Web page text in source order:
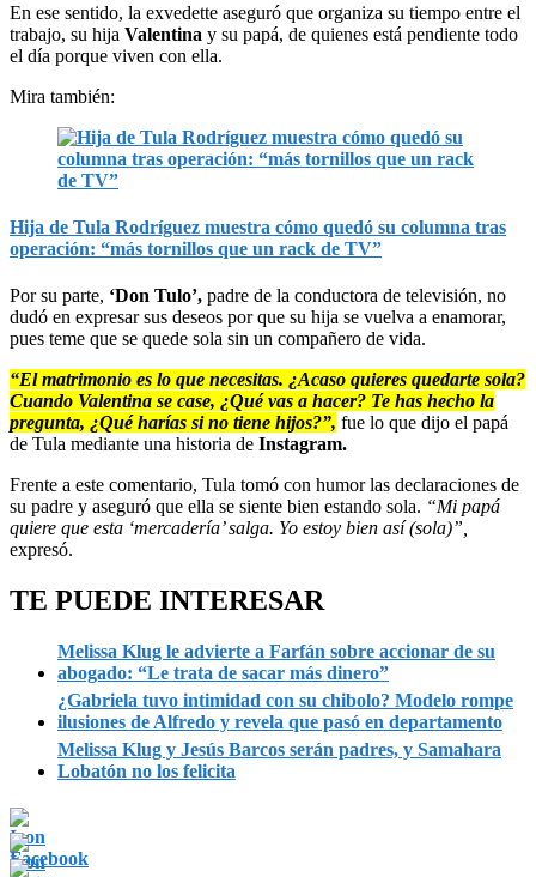
En ese sentido, la exvedette aseguró que organiza su tiempo entre el
trabajo, su hija Valentina y su papá, de quienes está pendiente todo
el día porque viven con ella.
Mira también:
Hija de Tula Rodríguez muestra cómo quedó su columna tras
operación: “más tornillos que un rack de TV”
Por su parte, ‘Don Tulo’, padre de la conductora de televisión, no
dudó en expresar sus deseos por que su hija se vuelva a enamorar,
pues teme que se quede sola sin un compañero de vida.
“El matrimonio es lo que necesitas. ¿Acaso quieres quedarte sola?
Cuando Valentina se case, ¿Qué vas a hacer? Te has hecho la
pregunta, ¿Qué harías si no tiene hijos?”, fue lo que dijo el papá
de Tula mediante una historia de Instagram.
Frente a este comentario, Tula tomó con humor las declaraciones de
su padre y aseguró que ella se siente bien estando sola. “Mi papá
quiere que esta ‘mercadería’ salga. Yo estoy bien así (sola)”,
expresó.
TE PUEDE INTERESAR
Melissa Klug le advierte a Farfán sobre accionar de su
abogado: “Le trata de sacar más dinero”
¿Gabriela tuvo intimidad con su chibolo? Modelo rompe
ilusiones de Alfredo y revela que pasó en departamento
Melissa Klug y Jesús Barcos serán padres, y Samahara
Lobatón no los felicita